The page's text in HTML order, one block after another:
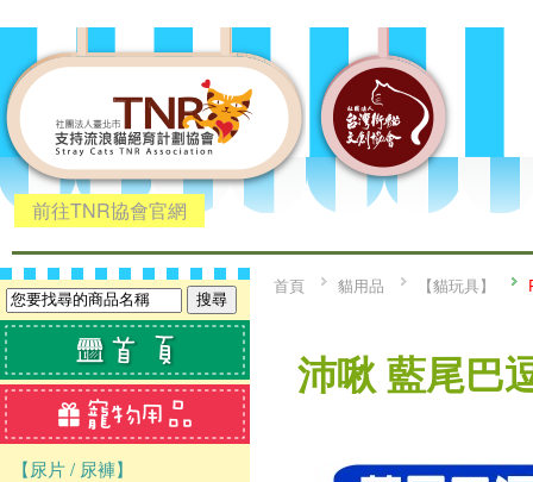
前往TNR協會官網
【尿片 / 尿褲】
首頁 貓用品 【貓玩具】
沛啾 藍尾巴